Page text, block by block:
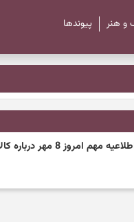
و هنر پیوند‌ها
8 مهر درباره کالابرگ